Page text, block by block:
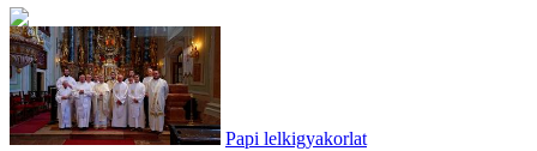
Papi lelkigyakorlat